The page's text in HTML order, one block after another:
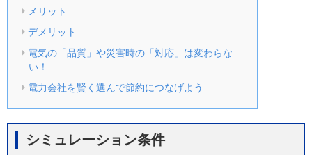
メリット
デメリット
電気の「品質」や災害時の「対応」は変わらな
い！
電力会社を賢く選んで節約につなげよう
シミュレーション条件